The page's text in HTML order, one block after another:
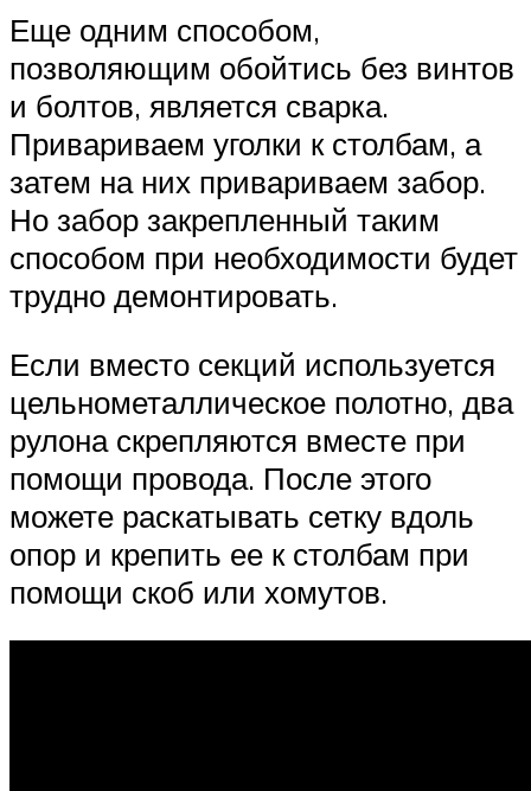
Еще одним способом,
позволяющим обойтись без винтов
и болтов, является сварка.
Привариваем уголки к столбам, а
затем на них привариваем забор.
Но забор закрепленный таким
способом при необходимости будет
трудно демонтировать.
Если вместо секций используется
цельнометаллическое полотно, два
рулона скрепляются вместе при
помощи провода. После этого
можете раскатывать сетку вдоль
опор и крепить ее к столбам при
помощи скоб или хомутов.